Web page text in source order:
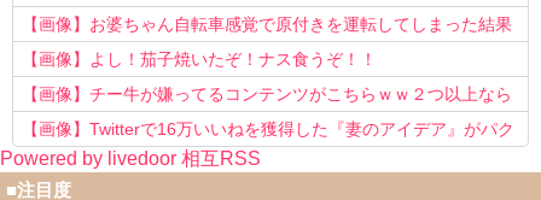
以上転職を重ねてしまう
【画像】お婆ちゃん自転車感覚で原付きを運転してしまった結果
www
【画像】よし！茄子焼いたぞ！ナス食うぞ！！
【画像】チー牛が嫌ってるコンテンツがこちらｗｗ２つ以上なら
確定ｗｗ
【画像】Twitterで16万いいねを獲得した『妻のアイデア』がパク
リで草www
Powered by livedoor 相互RSS
■注目度